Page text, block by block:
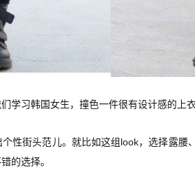
学习韩国女生，撞色一件很有设计感的上
性街头范儿。就比如这组look，选择露
的选择。